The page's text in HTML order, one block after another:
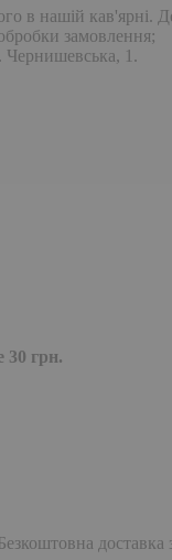
в нашій кав'ярні.
замовлення;
Чернишевська, 1.
30 грн.
доставка